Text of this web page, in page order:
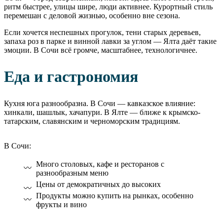
ритм быстрее, улицы шире, люди активнее. Курортный стиль
перемешан с деловой жизнью, особенно вне сезона.
Если хочется неспешных прогулок, тени старых деревьев,
запаха роз в парке и винной лавки за углом — Ялта даёт такие
эмоции. В Сочи всё громче, масштабнее, технологичнее.
Еда и гастрономия
Кухня юга разнообразна. В Сочи — кавказское влияние:
хинкали, шашлык, хачапури. В Ялте — ближе к крымско-
татарским, славянским и черноморским традициям.
В Сочи:
Много столовых, кафе и ресторанов с
разнообразным меню
Цены от демократичных до высоких
Продукты можно купить на рынках, особенно
фрукты и вино